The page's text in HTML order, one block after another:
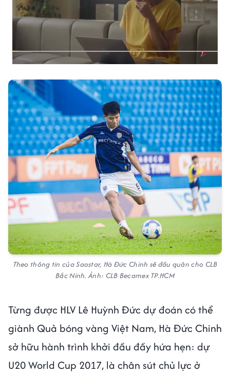
Theo thông tin của Saostar, Hà Đức Chinh sẽ đầu quân cho CLB
Bắc Ninh. Ảnh: CLB Becamex TP.HCM
Từng được HLV Lê Huỳnh Đức dự đoán có thể
giành Quả bóng vàng Việt Nam, Hà Đức Chinh
sở hữu hành trình khởi đầu đầy hứa hẹn: dự
U20 World Cup 2017, là chân sút chủ lực ở